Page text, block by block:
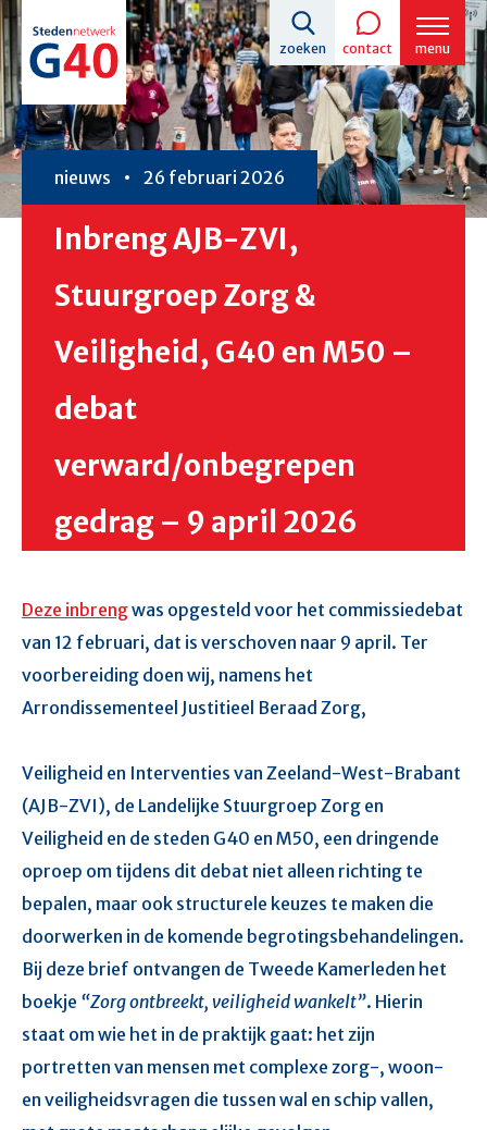
Overslaan
en
naar
de
inhoud
gaan
zoeken contact menu
Inbreng AJB-ZVI,
Stuurgroep Zorg &
Veiligheid, G40 en M50 –
debat
verward/onbegrepen
gedrag – 9 april 2026
nieuws 26 februari 2026
Deze inbrengwas opgesteld voor het commissiedebat
van 12 februari, dat is verschoven naar 9 april. Ter
voorbereiding doen wij, namens het
Arrondissementeel Justitieel Beraad Zorg,
Veiligheid en Interventies van Zeeland-West-Brabant
(AJB-ZVI), de Landelijke Stuurgroep Zorg en
Veiligheid en de steden G40 en M50, een dringende
oproep om tijdens dit debat niet alleen richting te
bepalen, maar ook structurele keuzes te maken die
doorwerken in de komende begrotingsbehandelingen.
Bij deze brief ontvangen de Tweede Kamerleden het
boekje “Zorg ontbreekt, veiligheid wankelt”. Hierin
staat om wie het in de praktijk gaat: het zijn
portretten van mensen met complexe zorg-, woon-
en veiligheidsvragen die tussen wal en schip vallen,